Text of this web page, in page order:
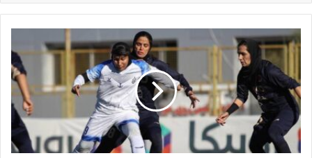
2022-12-16
شماره 1054 روزنامه فوتبالز منتشر شد
2023-12-25
شماره 900 روزنامه فوتبالز منتشر شد
2023-06-14